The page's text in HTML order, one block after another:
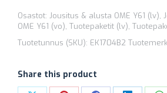
EMU
EK1704B2
(ETU
HD
Osastot: Jousitus & alusta OME Y61 (lv),
OME Y61 (vo), Tuotepaketit (lv),
Tuotetunnus (SKU): EK1704B2
Share this product